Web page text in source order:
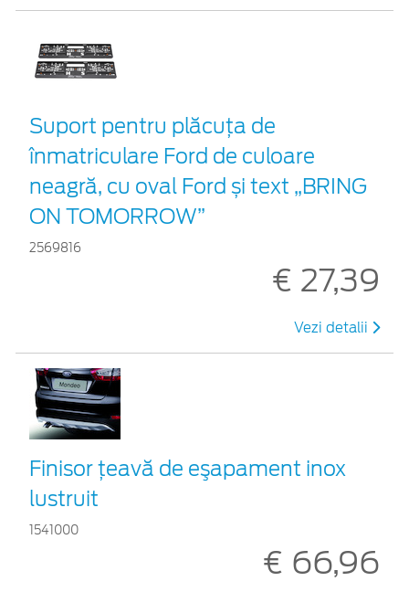
Suport pentru plăcuța de
înmatriculare Ford de culoare
neagră, cu oval Ford și text „BRING
ON TOMORROW”
2569816
€ 27,39
Vezi detalii
Finisor ţeavă de eşapament inox
lustruit
1541000
€ 66,96